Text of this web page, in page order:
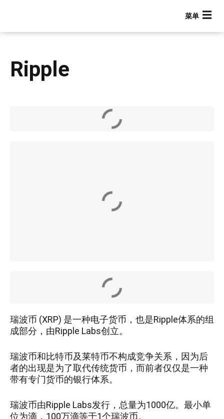
Ripple
瑞波币 (XRP) 是一种电子货币，也是Ripple体系的组
成部分，由Ripple Labs创立。
瑞波币和比特币及莱特币不构成竞争关系，因为后
者的出现是为了取代传统货币，而前者仅仅是一种
带有专门货币的银行体系。
瑞波币由Ripple Labs发行，总量为1000亿。最小单
位为滴，100万滴等于1个瑞波币。